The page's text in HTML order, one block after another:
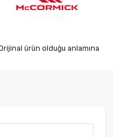
ürün olduğu anlamına